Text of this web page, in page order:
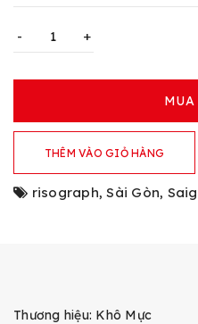
- +
MUA
THÊM VÀO GIỎ HÀNG
risograph,Sài Gòn,
Thương hiệu: Khô Mực